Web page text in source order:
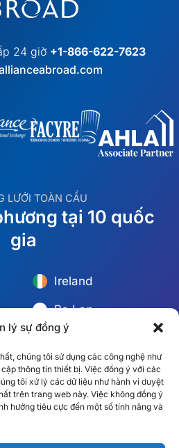
lý sự đồng ý
chúng tôi sử dụng các công nghệ như
thông tin thiết bị. Việc đồng ý với các
tôi xử lý các dữ liệu như hành vi duyệt
trên trang web này. Việc không đồng ý
hưởng tiêu cực đến một số tính năng và
24 giờ +1-866-622-7623
LƯỚI TOÀN CẦU
tại 10 quốc
gia
Ireland
Ba Lan
Úc
S. Châu Phi
Bồ Đào Nha
địa phương của bạn →